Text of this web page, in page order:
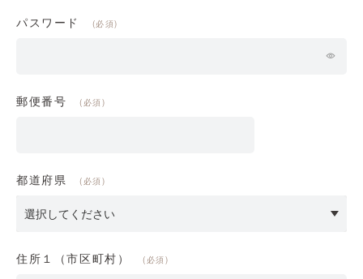
パスワード
(必須)
郵便番号 (必須)
都道府県 (必須)
住所１（市区町村） (必須)